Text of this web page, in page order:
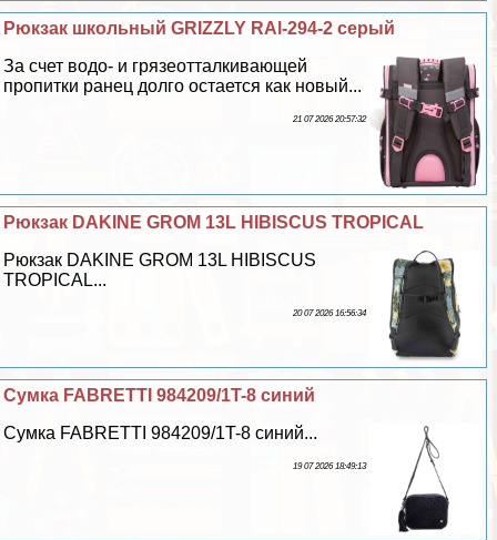
Рюкзак школьный GRIZZLY RAl-294-2 серый
За счет водо- и грязеотталкивающей
пропитки ранец долго остается как новый...
21 07 2026 20:57:32
Рюкзак DAKINE GROM 13L HIBISCUS TROPICAL
Рюкзак DAKINE GROM 13L HIBISCUS
TROPICAL...
20 07 2026 16:56:34
Сумка FABRETTI 984209/1T-8 синий
Сумка FABRETTI 984209/1T-8 синий...
19 07 2026 18:49:13